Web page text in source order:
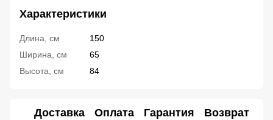
Характеристики
Длина, см
150
Ширина, см
65
Высота, см
84
Доставка Оплата Гарантия Возврат